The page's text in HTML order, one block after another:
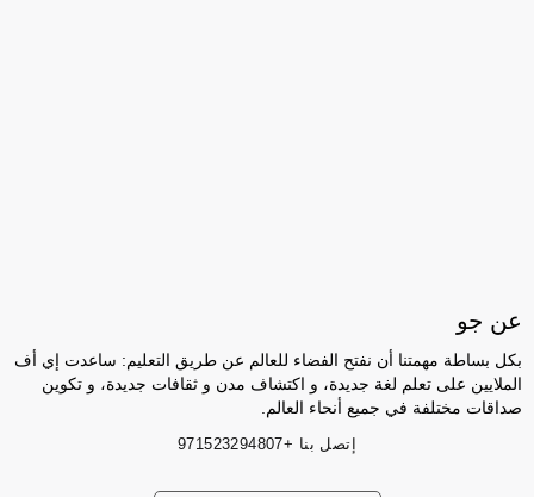
عن جو
بكل بساطة مهمتنا أن نفتح الفضاء للعالم عن طريق التعليم: ساعدت إي أف
الملايين على تعلم لغة جديدة، و اكتشاف مدن و ثقافات جديدة، و تكوين
صداقات مختلفة في جميع أنحاء العالم.
إتصل بنا +971523294807